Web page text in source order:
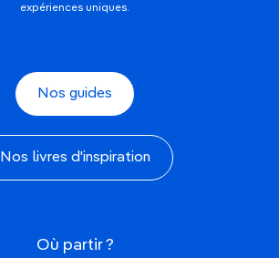
expériences uniques.
Nos guides
Nos livres d'inspiration
Où partir ?